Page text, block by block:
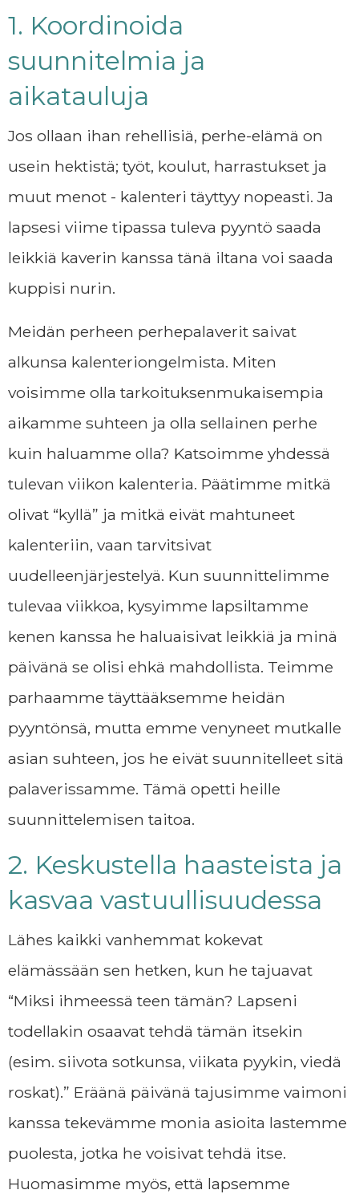
1. Koordinoida
suunnitelmia ja
aikatauluja
Jos ollaan ihan rehellisiä, perhe-elämä on
usein hektistä; työt, koulut, harrastukset ja
muut menot - kalenteri täyttyy nopeasti. Ja
lapsesi viime tipassa tuleva pyyntö saada
leikkiä kaverin kanssa tänä iltana voi saada
kuppisi nurin.
Meidän perheen perhepalaverit saivat
alkunsa kalenteriongelmista. Miten
voisimme olla tarkoituksenmukaisempia
aikamme suhteen ja olla sellainen perhe
kuin haluamme olla? Katsoimme yhdessä
tulevan viikon kalenteria. Päätimme mitkä
olivat “kyllä” ja mitkä eivät mahtuneet
kalenteriin, vaan tarvitsivat
uudelleenjärjestelyä. Kun suunnittelimme
tulevaa viikkoa, kysyimme lapsiltamme
kenen kanssa he haluaisivat leikkiä ja minä
päivänä se olisi ehkä mahdollista. Teimme
parhaamme täyttääksemme heidän
pyyntönsä, mutta emme venyneet mutkalle
asian suhteen, jos he eivät suunnitelleet sitä
palaverissamme. Tämä opetti heille
suunnittelemisen taitoa.
2. Keskustella haasteista ja
kasvaa vastuullisuudessa
Lähes kaikki vanhemmat kokevat
elämässään sen hetken, kun he tajuavat
“Miksi ihmeessä teen tämän? Lapseni
todellakin osaavat tehdä tämän itsekin
(esim. siivota sotkunsa, viikata pyykin, viedä
roskat).” Eräänä päivänä tajusimme vaimoni
kanssa tekevämme monia asioita lastemme
puolesta, jotka he voisivat tehdä itse.
Huomasimme myös, että lapsemme